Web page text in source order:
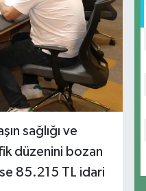
sağlığı ve
düzenini bozan
85.215 TL idari